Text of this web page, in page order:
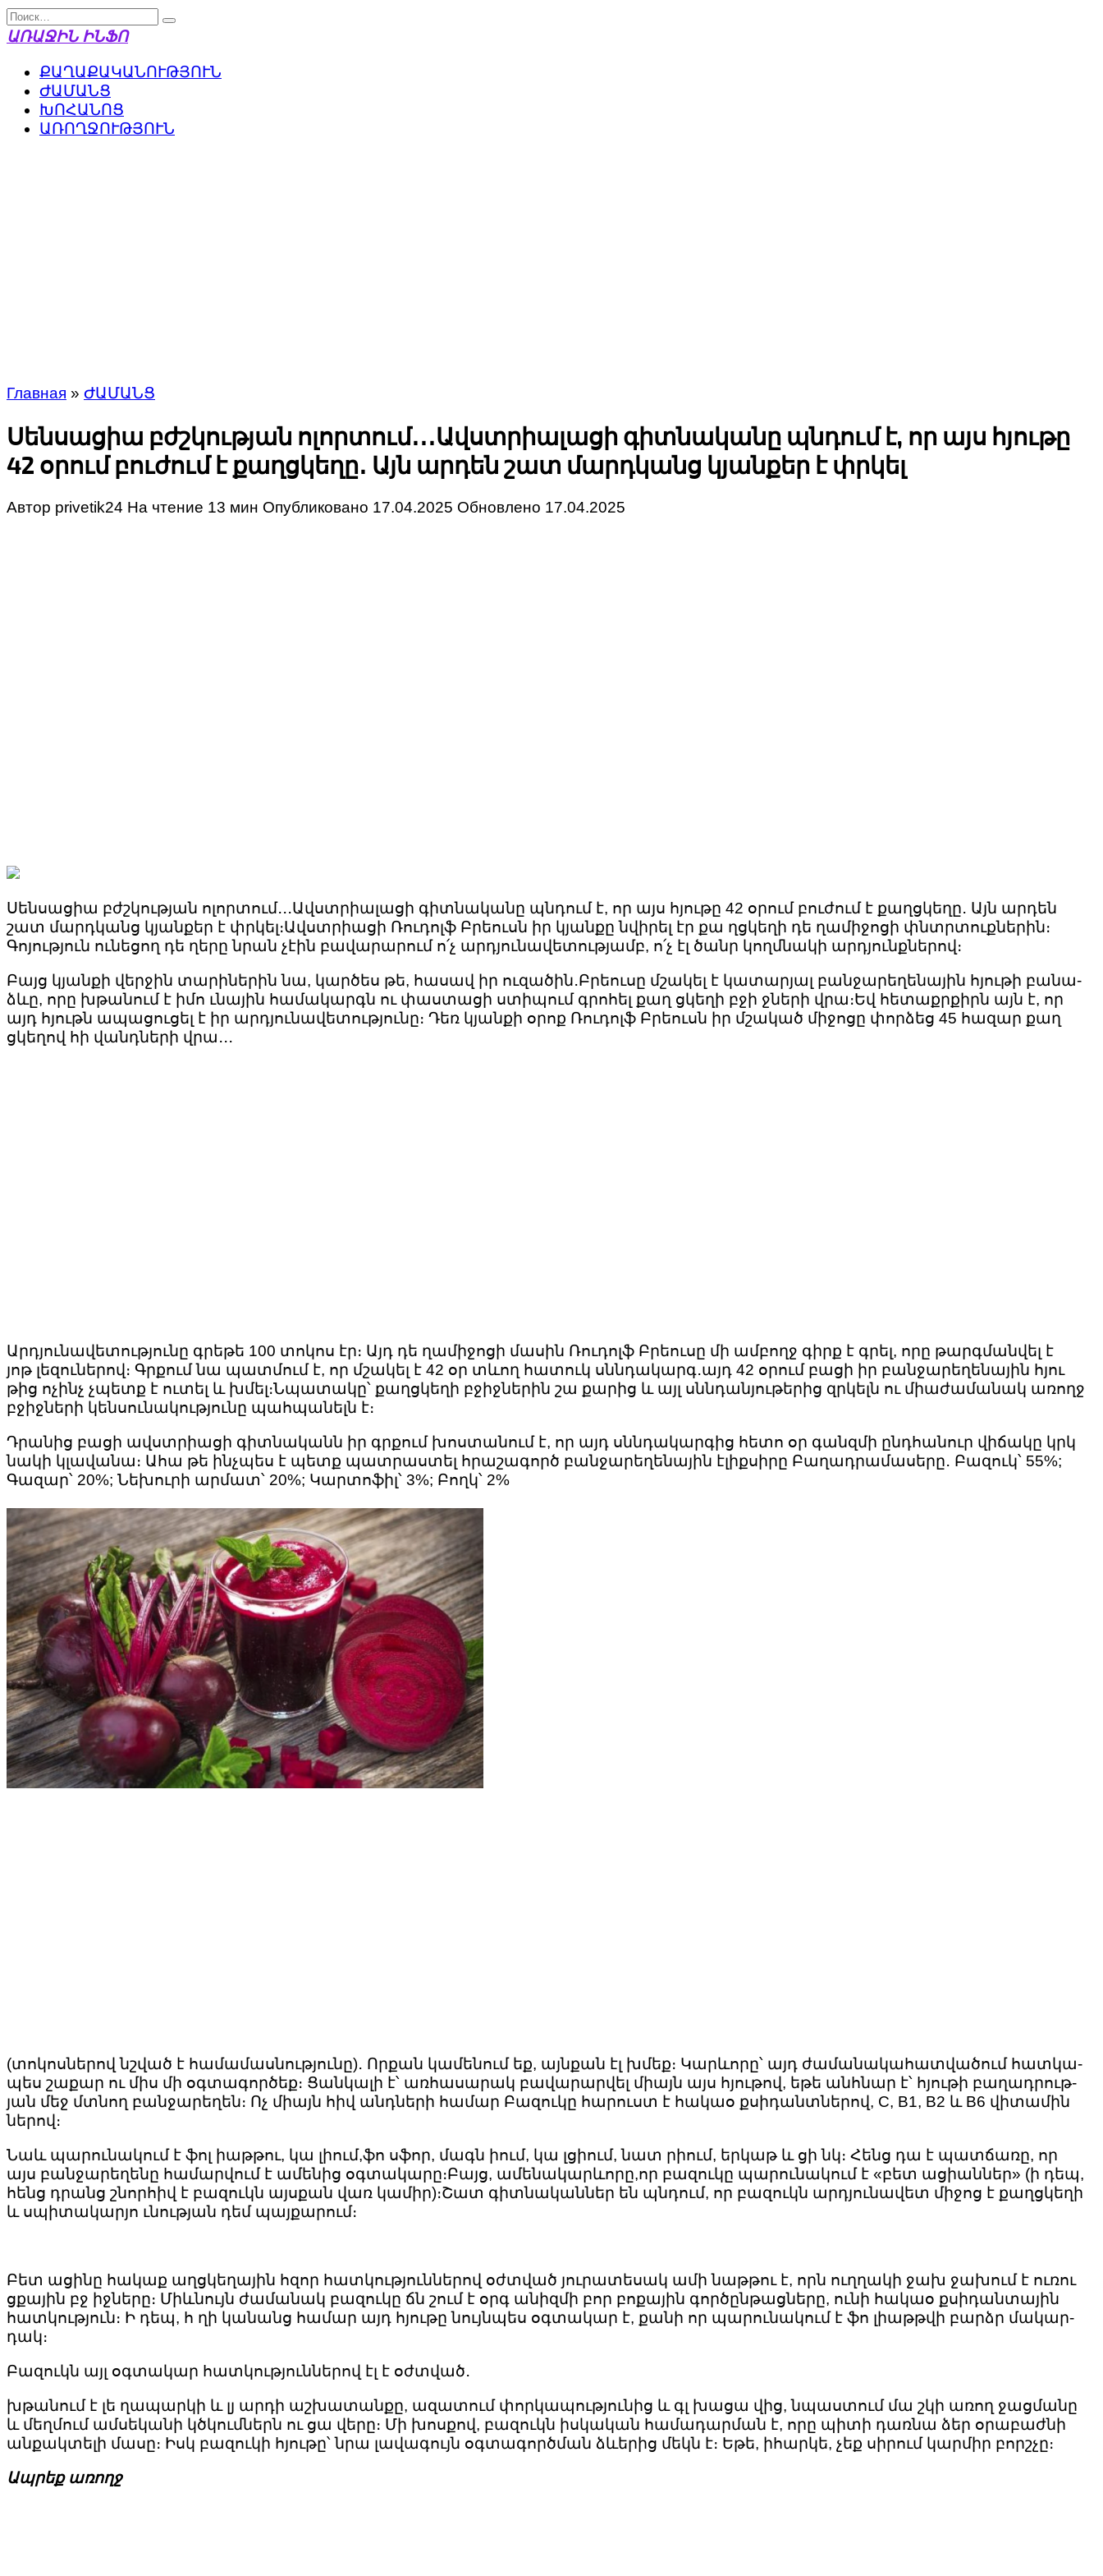
Перейти
к
Search
for:
ԱՌԱՋԻՆ ԻՆՖՈ
ՔԱՂԱՔԱԿԱՆՈՒԹՅՈՒՆ
ԺԱՄԱՆՑ
ԽՈՀԱՆՈՑ
ԱՌՈՂՋՈՒԹՅՈՒՆ
Главная » ԺԱՄԱՆՑ
Սենսացիա բժշկության ոլորտում․․․Ավստրիալացի գիտնականը պնդում է, որ այս հյութը
42 օրում բուժում է քաղցկեղը․ Այն արդեն շատ մարդկանց կյանքեր է փրկել
Автор privetik24 На чтение 13 мин Опубликовано 17.04.2025 Обновлено 17.04.2025
Սենսացիա բժշկության ոլորտում․․․Ավստրիալացի գիտնականը պնդում է, որ այս հյութը 42 օրում բուժում է քաղցկեղը․ Այն արդեն
շատ մարդկանց կյանքեր է փրկել։Ավստրիացի Ռուդոլֆ Բրեուսն իր կյանքը նվիրել էր քա ղցկեղի դե ղամիջոցի փնտրտուքներին։
Գոյություն ունեցող դե ղերը նրան չէին բավարարում ո՛չ արդյունավետությամբ, ո՛չ էլ ծանր կողմնակի արդյունքներով։
Բայց կյանքի վերջին տարիներին նա, կարծես թե, հասավ իր ուզածին․Բրեուսը մշակել է կատարյալ բանջարեղենային հյութի բանա-
ձևը, որը խթանում է իմո ւնային համակարգն ու փաստացի ստիպում գրոհել քաղ ցկեղի բջի ջների վրա։Եվ հետաքրքիրն այն է, որ
այդ հյութն ապացուցել է իր արդյունավետությունը։ Դեռ կյանքի օրոք Ռուդոլֆ Բրեուսն իր մշակած միջոցը փորձեց 45 հազար քաղ
ցկեղով հի վանդների վրա․․․
Արդյունավետությունը գրեթե 100 տոկոս էր։ Այդ դե ղամիջոցի մասին Ռուդոլֆ Բրեուսը մի ամբողջ գիրք է գրել, որը թարգմանվել է
յոթ լեզուներով։ Գրքում նա պատմում է, որ մշակել է 42 օր տևող հատուկ սննդակարգ․այդ 42 օրում բացի իր բանջարեղենային հյու
թից ոչինչ չպետք է ուտել և խմել։Նպատակը՝ քաղցկեղի բջիջներին շա քարից և այլ սննդանյութերից զրկելն ու միաժամանակ առողջ
բջիջների կենսունակությունը պահպանելն է։
Դրանից բացի ավստրիացի գիտնականն իր գրքում խոստանում է, որ այդ սննդակարգից հետո օր գանզմի ընդհանուր վիճակը կրկ
նակի կլավանա։ Ահա թե ինչպես է պետք պատրաստել հրաշագործ բանջարեղենային էլիքսիրը Բաղադրամասերը․ Բազուկ՝ 55%;
Գազար՝ 20%; Նեխուրի արմատ՝ 20%; Կարտոֆիլ՝ 3%; Բողկ՝ 2%
(տոկոսներով նշված է համամասնությունը)․ Որքան կամենում եք, այնքան էլ խմեք։ Կարևորը՝ այդ ժամանակահատվածում հատկա-
պես շաքար ու միս մի օգտագործեք։ Ցանկալի է՝ առհասարակ բավարարվել միայն այս հյութով, եթե անհնար է՝ հյութի բաղադրութ-
յան մեջ մտնող բանջարեղեն։ Ոչ միայն հիվ անդների համար Բազուկը հարուստ է հակաօ քսիդանտներով, С, В1, В2 և В6 վիտամին
ներով։
Նաև պարունակում է ֆոլ իաթթու, կա լիում,ֆո սֆոր, մագն իում, կա լցիում, նատ րիում, երկաթ և ցի նկ։ Հենց դա է պատճառը, որ
այս բանջարեղենը համարվում է ամենից օգտակարը։Բայց, ամենակարևորը,որ բազուկը պարունակում է «բետ ացիաններ» (ի դեպ,
հենց դրանց շնորհիվ է բազուկն այսքան վառ կամիր)։Շատ գիտնականներ են պնդում, որ բազուկն արդյունավետ միջոց է քաղցկեղի
և սպիտակարյո ւնության դեմ պայքարում։
Բետ ացինը հակաք աղցկեղային հզոր հատկություններով օժտված յուրատեսակ ամի նաթթու է, որն ուղղակի ջախ ջախում է ուռու
ցքային բջ իջները։ Միևնույն ժամանակ բազուկը ճն շում է օրգ անիզմի բոր բոքային գործընթացները, ունի հակաօ քսիդանտային
հատկություն։ Ի դեպ, հ ղի կանանց համար այդ հյութը նույնպես օգտակար է, քանի որ պարունակում է ֆո լիաթթվի բարձր մակար-
դակ։
Բազուկն այլ օգտակար հատկություններով էլ է օժտված․
խթանում է լե ղապարկի և լյ արդի աշխատանքը, ազատում փորկապությունից և գլ խացա վից, նպաստում մա շկի առող ջացմանը
և մեղմում ամսեկանի կծկումներն ու ցա վերը։ Մի խոսքով, բազուկն իսկական համադարման է, որը պիտի դառնա ձեր օրաբաժնի
անքակտելի մասը։ Իսկ բազուկի հյութը՝ նրա լավագույն օգտագործման ձևերից մեկն է։ Եթե, իհարկե, չեք սիրում կարմիր բորշչը։
Ապրեք առողջ